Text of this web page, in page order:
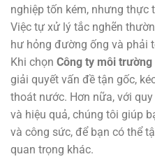
nghiệp tốn kém, nhưng thực
Việc tự xử lý tắc nghẽn
hư hỏng đường ống và phải
Khi chọn Công ty môi
giải quyết vấn đề tận gốc,
thoát nước. Hơn nữa, với
và hiệu quả, chúng tôi giúp
và công sức, để bạn có thể
quan trọng khác.